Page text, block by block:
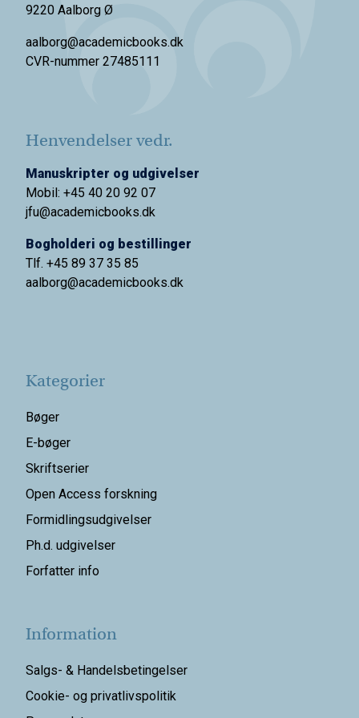
9220 Aalborg Ø
aalborg@academicbooks.dk
CVR-nummer 27485111
Henvendelser vedr.
Manuskripter og udgivelser
Mobil: +45 40 20 92 07
jfu@academicbooks.dk
Bogholderi og bestillinger
Tlf. +45 89 37 35 85
aalborg@academicbooks.dk
Kategorier
Bøger
E-bøger
Skriftserier
Open Access forskning
Formidlingsudgivelser
Ph.d. udgivelser
Forfatter info
Information
Salgs- & Handelsbetingelser
Cookie- og privatlivspolitik